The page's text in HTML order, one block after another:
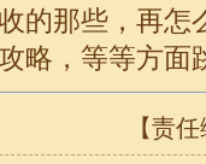
的那些，再怎
略，等等方面
【责